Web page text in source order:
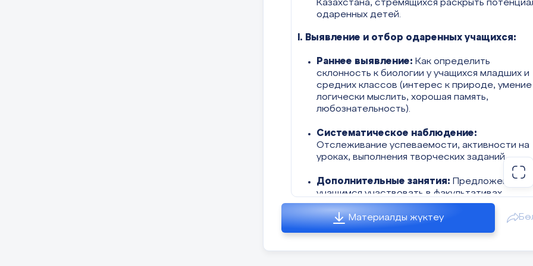
Казахстана, стремящихся раскрыть
одаренных детей.
I. Выявление и отбор одаренных учащихся:
Раннее выявление: Как определить
склонность к биологии у учащихся младших и
средних классов (интерес к природе, умение
логически мыслить, хорошая память,
любознательность).
Систематическое наблюдение:
Отслеживание успеваемости, активности на
уроках, выполнения творческих заданий.
Дополнительные занятия:
Предложение
учащимся участвовать в факультативах,
кружках, где можно проявить себя.
Внутренние школьные олимпиады:
наиболее перспективных.
Материалды жүктеу